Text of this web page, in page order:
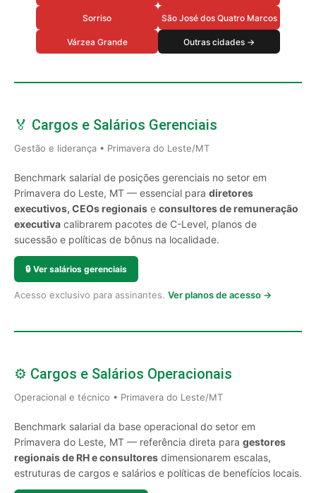
Sorriso São José dos Quatro Marcos
Várzea Grande Outras cidades →
🏅 Cargos e Salários Gerenciais
Gestão e liderança • Primavera do Leste/MT
Benchmark salarial de posições gerenciais no setor em
Primavera do Leste, MT — essencial para diretores
executivos, CEOs regionais e consultores de remuneração
executiva calibrarem pacotes de C-Level, planos de
sucessão e políticas de bônus na localidade.
🔒 Ver salários gerenciais
Acesso exclusivo para assinantes. Ver planos de acesso →
⚙️ Cargos e Salários Operacionais
Operacional e técnico • Primavera do Leste/MT
Benchmark salarial da base operacional do setor em
Primavera do Leste, MT — referência direta para gestores
regionais de RH e consultores dimensionarem escalas,
estruturas de cargos e salários e políticas de benefícios locais.